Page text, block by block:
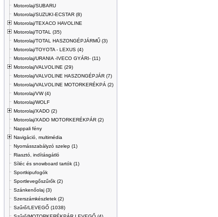
Motorolaj/SUBARU
Motorolaj/SUZUKI-ECSTAR (8)
Motorolaj/TEXACO HAVOLINE
Motorolaj/TOTAL (35)
Motorolaj/TOTAL HASZONGÉPJÁRMŰ (3)
Motorolaj/TOYOTA - LEXUS (4)
Motorolaj/URANIA -IVECO GYÁRI- (11)
Motorolaj/VALVOLINE (29)
Motorolaj/VALVOLINE HASZONGÉPJÁR (7)
Motorolaj/VALVOLINE MOTORKERÉKPÁ (2)
Motorolaj/VW (4)
Motorolaj/WOLF
Motorolaj/XADO (2)
Motorolaj/XADO MOTORKERÉKPÁR (2)
Nappali fény
Navigáció, multimédia
Nyomásszabályzó szelep (1)
Riasztó, indításgátló
Síléc és snowboard tartók (1)
Sportkipufogók
Sportlevegőszűrők (2)
Szánkenőolaj (3)
Szerszámkészletek (2)
Szűrő/LEVEGŐ (1038)